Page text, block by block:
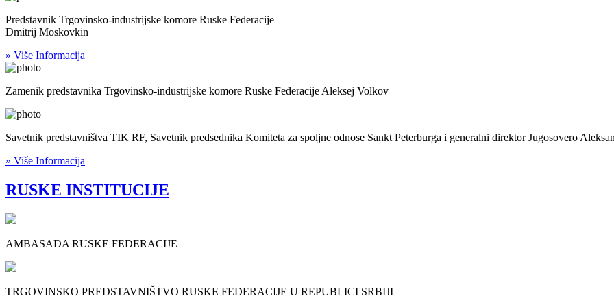
Predstavnik Trgovinsko-industrijske komore Ruske Federacije
Dmitrij Moskovkin
» Više Informacija
Zamenik predstavnika Trgovinsko-industrijske komore Ruske Federacije Aleksej Volkov
Savetnik predstavništva TIK RF, Savetnik predsednika Komiteta za spoljne odnose Sankt Peterburga i generalni direktor Jugosovero
» Više Informacija
RUSKE INSTITUCIJE
AMBASADA RUSKE FEDERACIJE
TRGOVINSKO PREDSTAVNIŠTVO RUSKE FEDERACIJE U REPUBLICI SRBIJI